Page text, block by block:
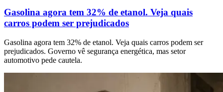
Gasolina agora tem 32% de etanol. Veja quais
carros podem ser prejudicados
Gasolina agora tem 32% de etanol. Veja quais carros podem ser
prejudicados. Governo vê segurança energética, mas setor
automotivo pede cautela.